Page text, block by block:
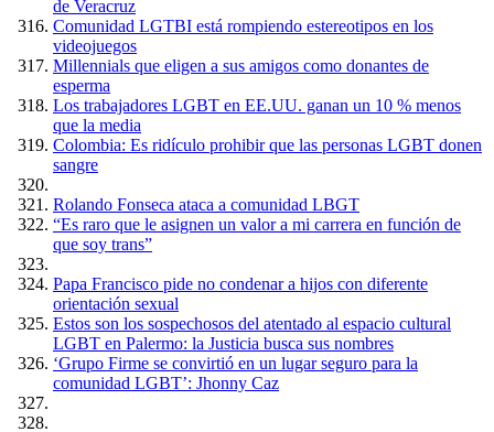
de Veracruz
Comunidad LGTBI está rompiendo estereotipos en los
videojuegos
Millennials que eligen a sus amigos como donantes de
esperma
Los trabajadores LGBT en EE.UU. ganan un 10 % menos
que la media
Colombia: Es ridículo prohibir que las personas LGBT donen
sangre
Rolando Fonseca ataca a comunidad LBGT
“Es raro que le asignen un valor a mi carrera en función de
que soy trans”
Papa Francisco pide no condenar a hijos con diferente
orientación sexual
Estos son los sospechosos del atentado al espacio cultural
LGBT en Palermo: la Justicia busca sus nombres
‘Grupo Firme se convirtió en un lugar seguro para la
comunidad LGBT’: Jhonny Caz